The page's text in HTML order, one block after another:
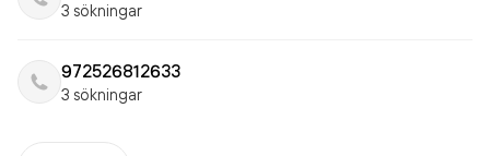
3 sökningar
972526812633
3 sökningar